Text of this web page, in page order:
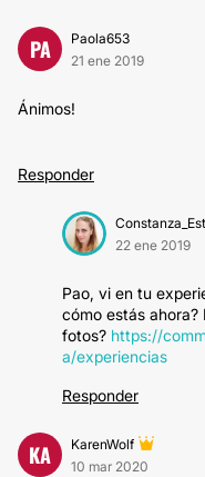
PA
Paola653
21 ene 2019
Ánimos!
Responder
22 ene 2019
Pao, vi en tu
cómo estás
fotos? https://
a/experiencias
Responder
KA
KarenWolf
10 mar 2020